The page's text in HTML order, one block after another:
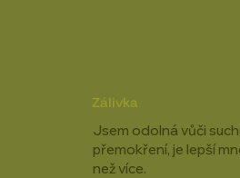
Zálivka
Jsem odolná vůči
přemokření, je lepší
než více.